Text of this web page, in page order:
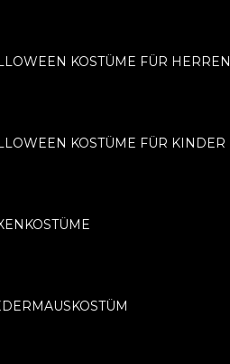
KOSTÜME FÜR HERREN
KOSTÜME FÜR KINDER